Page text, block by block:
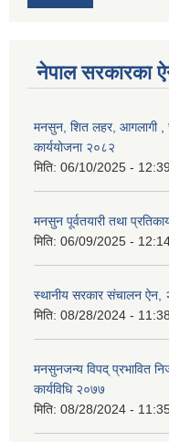
नेपाल सरकारका
मनसुन, शित लहर, आगलागी ,
कार्ययोजना २०८२
मिति: 06/10/2025 - 12:39
मनसुन पूर्वतयारी तथा
मिति: 06/09/2025 -
स्थानीय सरकार संचालन ऐन,
मिति: 08/28/2024 - 11:38
मनसुनजन्य विपद् प्रभावित
कार्यविधि २०७७
मिति: 08/28/2024 -